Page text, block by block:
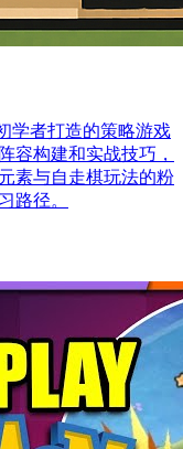
学者打造的策略游戏
容构建和实战技巧，
素与自走棋玩法的粉
路径。